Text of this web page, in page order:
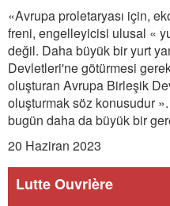
«Avrupa proletaryası için,
freni, engelleyicisi ulusal «
değil. Daha büyük bir yurt
Devletleri'ne götürmesi
oluşturan Avrupa Birleşik
oluşturmak söz konusudur ».
bugün daha da büyük bir
20 Haziran 2023
Lutte Ouvrière